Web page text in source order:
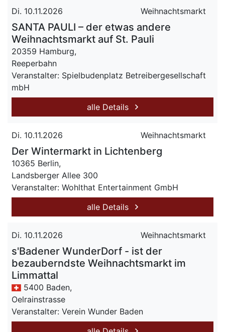
Di. 10.11.2026 Weihnachtsmarkt
SANTA PAULI – der etwas andere
Weihnachtsmarkt auf St. Pauli
20359 Hamburg,
Reeperbahn
Veranstalter: Spielbudenplatz Betreibergesellschaft
mbH
alle Details
Di. 10.11.2026 Weihnachtsmarkt
Der Wintermarkt in Lichtenberg
10365 Berlin,
Landsberger Allee 300
Veranstalter: Wohlthat Entertainment GmbH
alle Details
Di. 10.11.2026 Weihnachtsmarkt
s'Badener WunderDorf - ist der
bezauberndste Weihnachtsmarkt im
Limmattal
5400 Baden,
Oelrainstrasse
Veranstalter: Verein Wunder Baden